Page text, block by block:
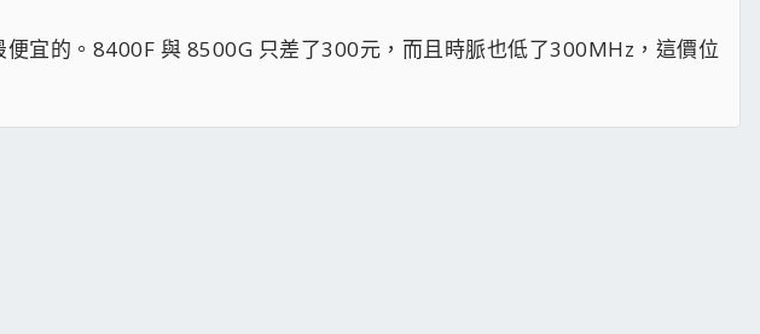
宜的。8400F 與 8500G 只差了300元，而且時脈也低了300MHz，這價位